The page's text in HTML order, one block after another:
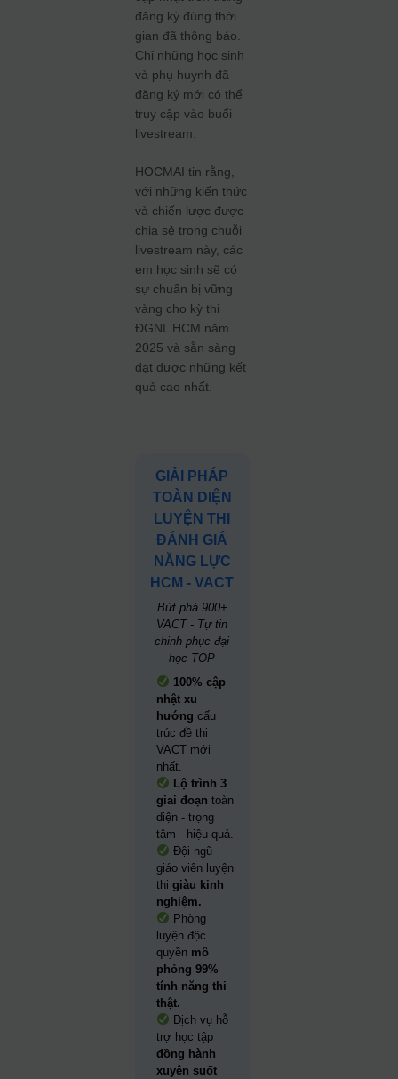
đăng ký đúng thời
gian đã thông báo.
Chỉ những học sinh
và phụ huynh đã
đăng ký mới có thể
truy cập vào buổi
livestream.
HOCMAI tin rằng,
với những kiến thức
và chiến lược được
chia sẻ trong chuỗi
livestream này, các
em học sinh sẽ có
sự chuẩn bị vững
vàng cho kỳ thi
ĐGNL HCM năm
2025 và sẵn sàng
đạt được những kết
quả cao nhất.
GIẢI PHÁP
TOÀN DIỆN
LUYỆN THI
ĐÁNH GIÁ
NĂNG LỰC
HCM - VACT
Bứt phá 900+
VACT - Tự tin
chinh phục đại
học TOP
100% cập
nhật xu
hướng cấu
trúc đề thi
VACT mới
nhất.
Lộ trình 3
giai đoạn toàn
diện - trọng
tâm - hiệu quả.
Đội ngũ
giáo viên luyện
thigiàu kinh
nghiệm.
Phòng
luyện độc
quyền mô
phỏng 99%
tính năng thi
thật.
Dịch vụ hỗ
trợ học tập
đồng hành
xuyên suốt